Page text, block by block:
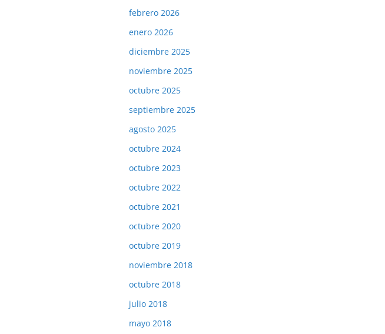
febrero 2026
enero 2026
diciembre 2025
noviembre 2025
octubre 2025
septiembre 2025
agosto 2025
octubre 2024
octubre 2023
octubre 2022
octubre 2021
octubre 2020
octubre 2019
noviembre 2018
octubre 2018
julio 2018
mayo 2018